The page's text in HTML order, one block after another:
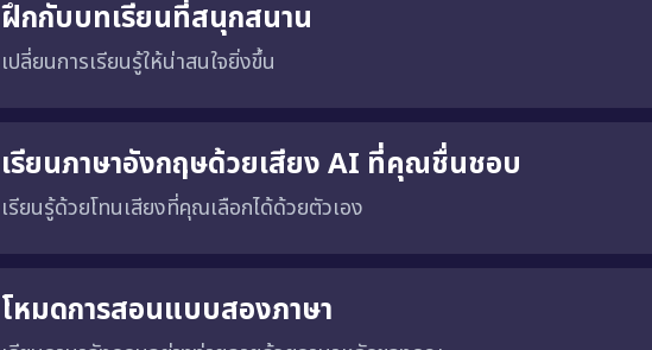
บทเรียนได้รับการออกแบบในรูปแบบการฝึกโต้ตอบ ซึ่งจะมีการให้คะแนน วัดระดับและจัด
ลำดับในกระดานผู้นำ ช่วยสร้างสภาพแวดล้อมการเรียนรู้ที่สร้างแรงบันดาลใจ น่าตื่นเต้นและ
ไม่น่าเบื่ออีกต่อไป
เรียนภาษาอังกฤษด้วยเสียง AI ที่คุณชื่นชอบ
เรียนรู้ด้วยโทนเสียงที่คุณเลือกได้ด้วยตัวเอง
โหมดการสอนแบบสองภาษา